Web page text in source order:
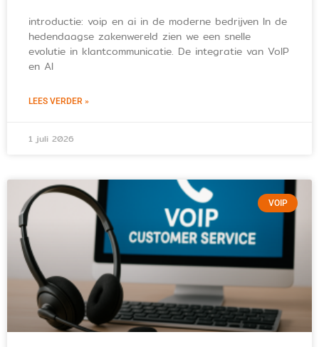
introductie: voip en ai in de moderne bedrijven In de
hedendaagse zakenwereld zien we een snelle
evolutie in klantcommunicatie. De integratie van VoIP
en AI
LEES VERDER »
1 juli 2026
VOIP